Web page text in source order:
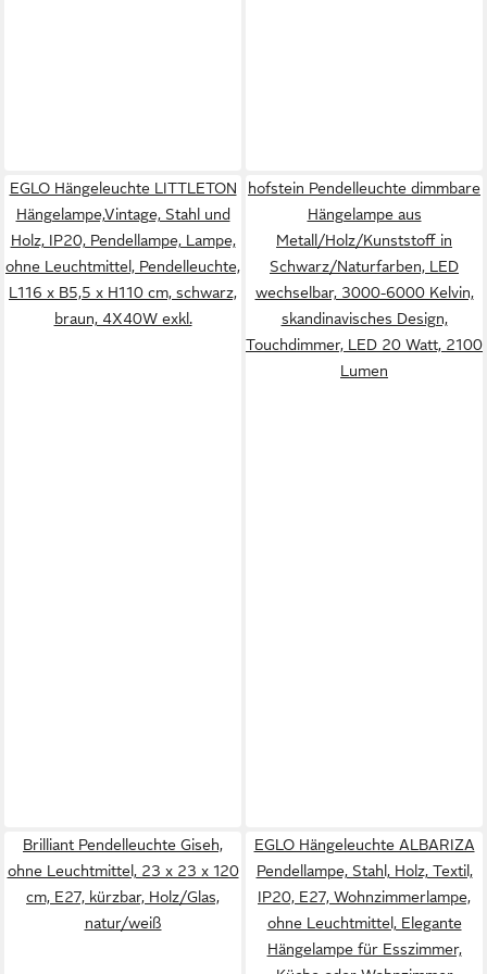
EGLO Hängeleuchte LITTLETON
Hängelampe,Vintage, Stahl und
Holz, IP20, Pendellampe, Lampe,
ohne Leuchtmittel, Pendelleuchte,
L116 x B5,5 x H110 cm, schwarz,
braun, 4X40W exkl.
hofstein Pendelleuchte dimmbare
Hängelampe aus
Metall/Holz/Kunststoff in
Schwarz/Naturfarben, LED
wechselbar, 3000-6000 Kelvin,
skandinavisches Design,
Touchdimmer, LED 20 Watt, 2100
Lumen
Brilliant Pendelleuchte Giseh,
ohne Leuchtmittel, 23 x 23 x 120
cm, E27, kürzbar, Holz/Glas,
natur/weiß
EGLO Hängeleuchte ALBARIZA
Pendellampe, Stahl, Holz, Textil,
IP20, E27, Wohnzimmerlampe,
ohne Leuchtmittel, Elegante
Hängelampe für Esszimmer,